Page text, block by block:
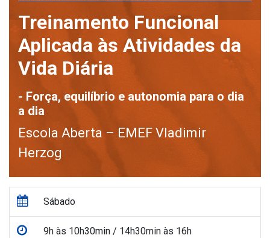
Treinamento Funcional
Aplicada às Atividades da
Vida Diária
- Força, equilíbrio e autonomia para o dia
a dia
Escola Aberta – EMEF Vladimir
Herzog
Sábado
9h às 10h30min / 14h30min às 16h